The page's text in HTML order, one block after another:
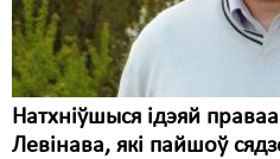
Натхніўшыся ідэяй
Левінава, які пайшоў
КПЧ ААН
Культурныя правы
ЛПП